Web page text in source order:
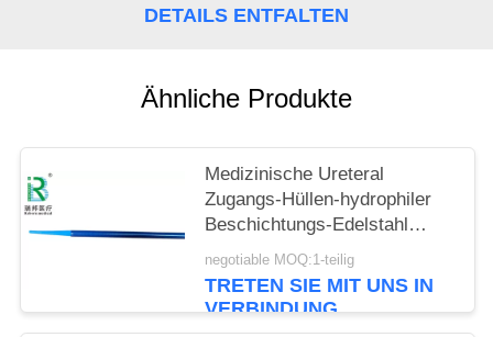
DETAILS ENTFALTEN
Ähnliche Produkte
Medizinische Ureteral
Zugangs-Hüllen-hydrophiler
Beschichtungs-Edelstahl
PTFE
negotiable MOQ:1-teilig
TRETEN SIE MIT UNS IN
VERBINDUNG